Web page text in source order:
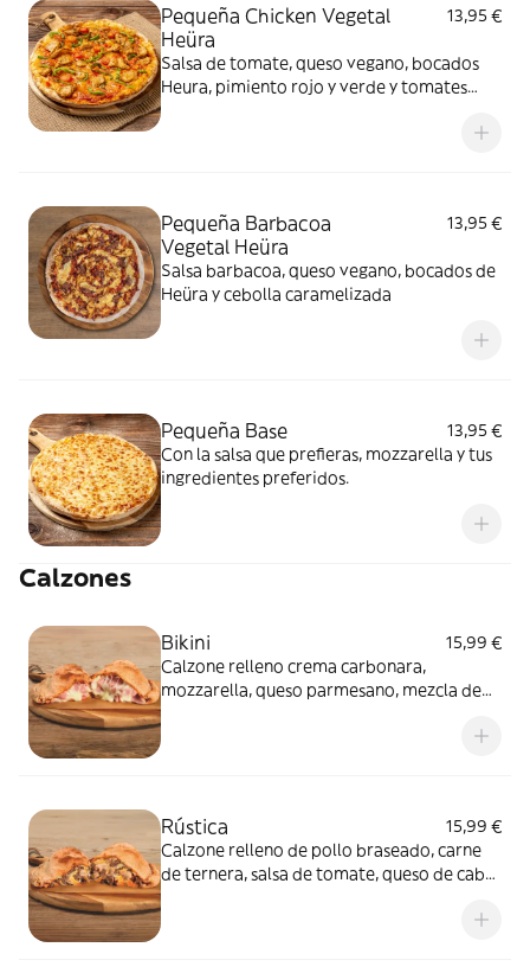
Pequeña Chicken Vegetal
Heüra
13,95 €
Salsa de tomate, queso vegano, bocados
Heura, pimiento rojo y verde y tomates
Pequeña Barbacoa
Vegetal Heüra
13,95 €
Salsa barbacoa, queso vegano, bocados de
Heüra y cebolla caramelizada
Pequeña Base
13,95 €
Con la salsa que prefieras, mozzarella y tus
ingredientes preferidos.
Calzones
Bikini
15,99 €
Calzone relleno crema carbonara,
mozzarella, queso parmesano, mezcla de
Rústica
15,99 €
Calzone relleno de pollo braseado, carne
de ternera, salsa de tomate, queso de cabra